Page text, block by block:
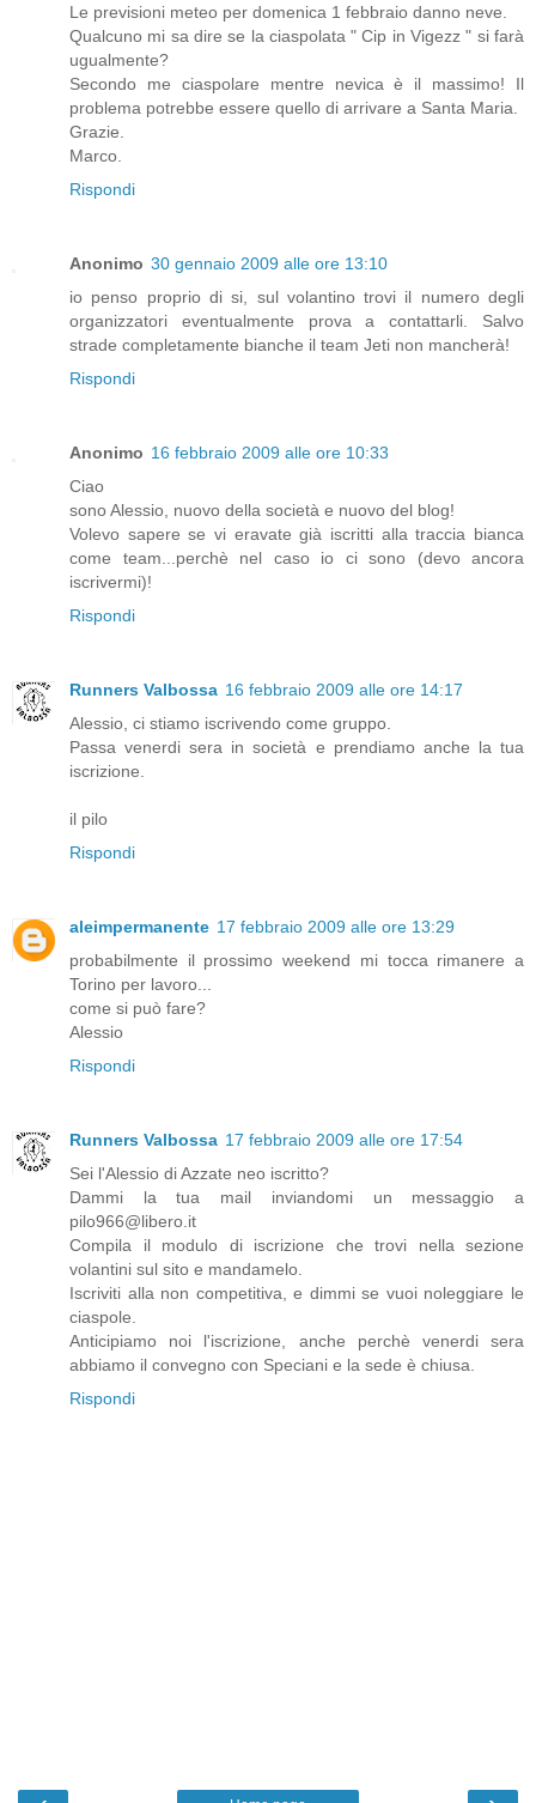
Le previsioni meteo per domenica 1 febbraio danno neve.
Qualcuno mi sa dire se la ciaspolata " Cip in Vigezz " si farà
ugualmente?
Secondo me ciaspolare mentre nevica è il massimo! Il
problema potrebbe essere quello di arrivare a Santa Maria.
Grazie.
Marco.
Rispondi
Anonimo 30 gennaio 2009 alle ore 13:10
io penso proprio di si, sul volantino trovi il numero degli
organizzatori eventualmente prova a contattarli. Salvo
strade completamente bianche il team Jeti non mancherà!
Rispondi
Anonimo 16 febbraio 2009 alle ore 10:33
Ciao
sono Alessio, nuovo della società e nuovo del blog!
Volevo sapere se vi eravate già iscritti alla traccia bianca
come team...perchè nel caso io ci sono (devo ancora
iscrivermi)!
Rispondi
Runners Valbossa 16 febbraio 2009 alle ore 14:17
Alessio, ci stiamo iscrivendo come gruppo.
Passa venerdi sera in società e prendiamo anche la tua
iscrizione.
il pilo
Rispondi
aleimpermanente 17 febbraio 2009 alle ore 13:29
probabilmente il prossimo weekend mi tocca rimanere a
Torino per lavoro...
come si può fare?
Alessio
Rispondi
Runners Valbossa 17 febbraio 2009 alle ore 17:54
Sei l'Alessio di Azzate neo iscritto?
Dammi la tua mail inviandomi un messaggio a
pilo966@libero.it
Compila il modulo di iscrizione che trovi nella sezione
volantini sul sito e mandamelo.
Iscriviti alla non competitiva, e dimmi se vuoi noleggiare le
ciaspole.
Anticipiamo noi l'iscrizione, anche perchè venerdi sera
abbiamo il convegno con Speciani e la sede è chiusa.
Rispondi